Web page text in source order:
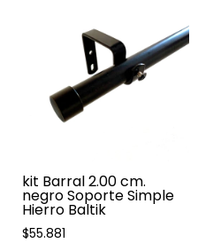
kit Barral 2.00 cm.
negro Soporte Simple
Hierro Baltik
$55.881